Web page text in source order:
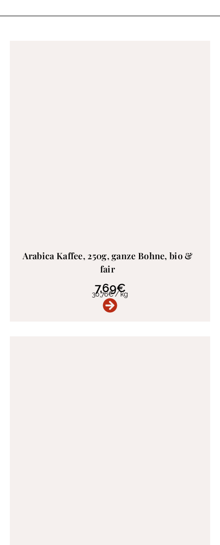
Arabica Kaffee, 250g, ganze Bohne, bio &
fair
7,69€
30,76€/kg